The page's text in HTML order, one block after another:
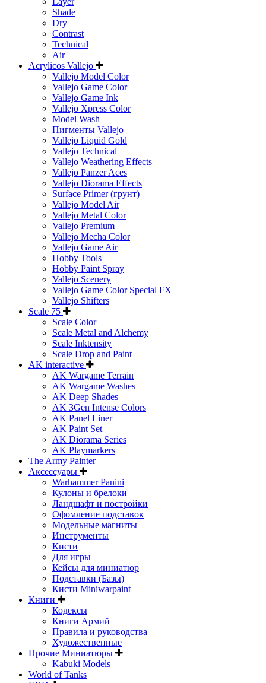
Shade
Dry
Contrast
Technical
Air
Acrylicos Vallejo
Vallejo Model Color
Vallejo Game Color
Vallejo Game Ink
Vallejo Xpress Color
Model Wash
Пигменты Vallejo
Vallejo Liquid Gold
Vallejo Technical
Vallejo Weathering Effects
Vallejo Panzer Aces
Vallejo Diorama Effects
Surface Primer (грунт)
Vallejo Model Air
Vallejo Metal Color
Vallejo Premium
Vallejo Mecha Color
Vallejo Game Air
Hobby Tools
Hobby Paint Spray
Vallejo Scenery
Vallejo Game Color Special FX
Vallejo Shifters
Scale 75
Scale Color
Scale Metal and Alchemy
Scale Inktensity
Scale Drop and Paint
AK interactive
AK Wargame Terrain
AK Wargame Washes
AK Deep Shades
AK 3Gen Intense Colors
AK Panel Liner
AK Paint Set
AK Diorama Series
AK Playmarkers
The Army Painter
Аксессуары
Warhammer Panini
Кулоны и брелоки
Ландшафт и постройки
Офомление подставок
Модельные магниты
Инструменты
Кисти
Для игры
Кейсы для миниатюр
Подставки (Базы)
Кисти Miniwarpaint
Книги
Кодексы
Книги Армий
Правила и руководства
Художественные
Прочие Миниатюры
Kabuki Models
World of Tanks